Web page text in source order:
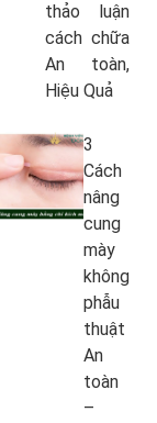
thảo luận
cách chữa
An toàn,
Hiệu Quả
3
Cách
nâng
cung
mày
không
phẫu
thuật
An
toàn
–